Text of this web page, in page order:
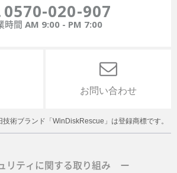
0570-020-907
時間 AM 9:00 - PM 7:00
お問い合わせ
術ブランド「WinDiskRescue」は登録商標です。
リティに関する取り組み ー